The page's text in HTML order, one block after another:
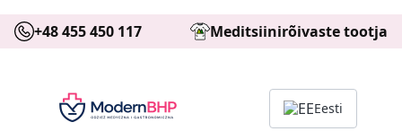
+48 455 450 117 Meditsiinirõivaste tootja
Eesti